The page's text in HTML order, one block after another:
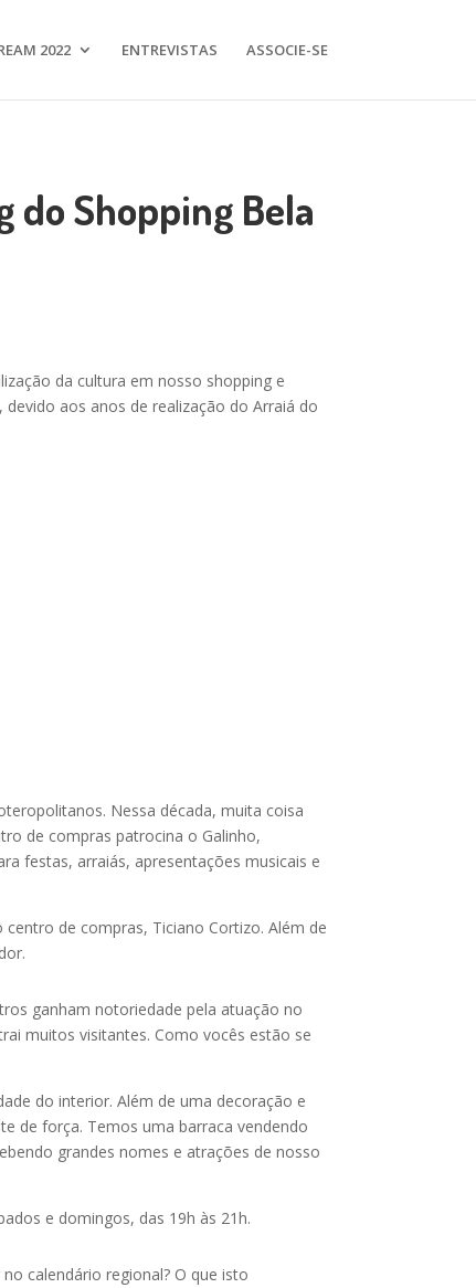
2022 ENTREVISTAS ASSOCIE-SE
Shopping Bela
da cultura em nosso shopping e
aos anos de realização do Arraiá do
Nessa década, muita coisa
de compras patrocina o Galinho,
festas, arraiás, apresentações musicais e
de compras, Ticiano Cortizo. Além de
ganham notoriedade pela atuação no
muitos visitantes. Como vocês estão se
do interior. Além de uma decoração e
de força. Temos uma barraca vendendo
grandes nomes e atrações de nosso
e domingos, das 19h às 21h.
calendário regional? O que isto